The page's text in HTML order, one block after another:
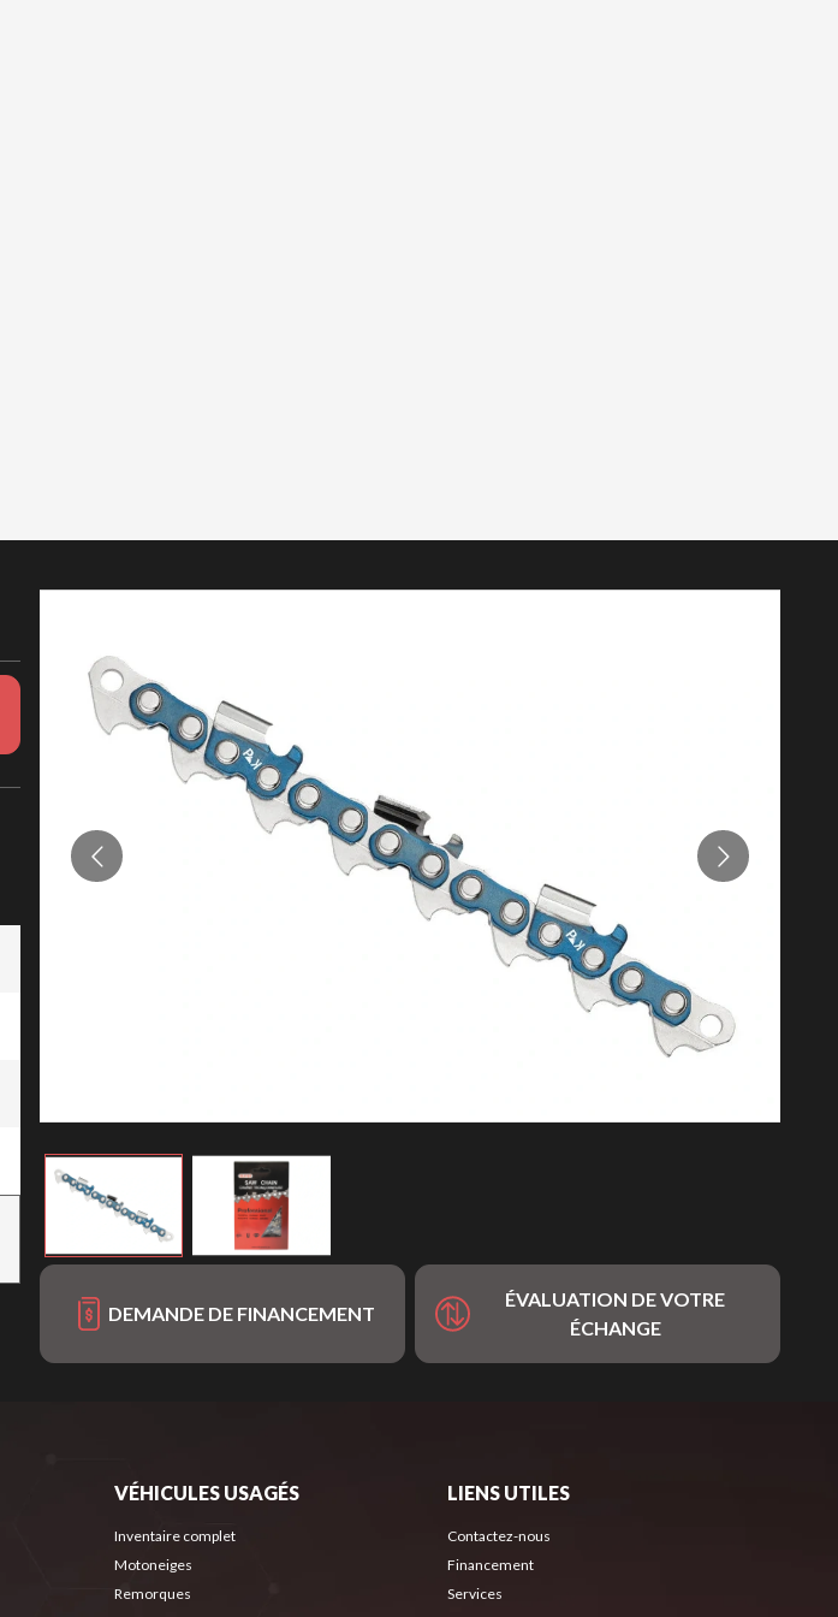
DEMANDE DE FINANCEMENT
ÉVALUATION DE VOTRE
ÉCHANGE
VÉHICULES USAGÉS
Inventaire complet
Motoneiges
Remorques
LIENS UTILES
Contactez-nous
Financement
Services